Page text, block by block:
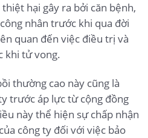
hại gây ra bởi căn bệnh,
nhân trước khi qua đời
quan đến việc điều trị và
khi tử vong.
thường cao này cũng là
trước áp lực từ cộng đồng
này thể hiện sự chấp nhận
công ty đối với việc bảo